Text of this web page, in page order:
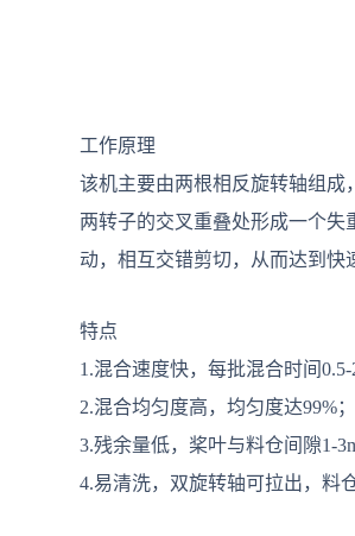
工作原理
该机主要由两根相反旋转轴组成
两转子的交叉重叠处形成一个
动，相互交错剪切，从而达到快
特点
1.混合速度快，每批混合时间0.5-
2.混合均匀度高，均匀度达99%；
3.残余量低，桨叶与料仓间隙1-
4.易清洗，双旋转轴可拉出，料